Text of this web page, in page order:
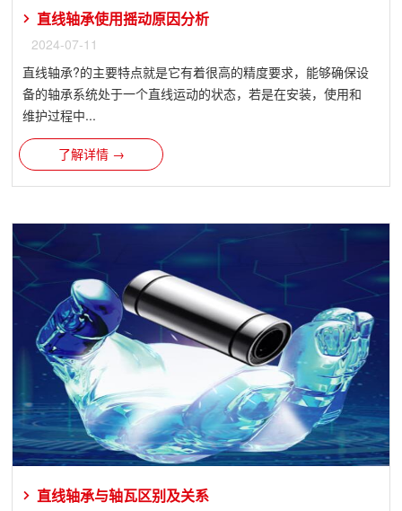
直线轴承使用摇动原因分析
2024-07-11
直线轴承?的主要特点就是它有着很高的精度要求，能够确保设
备的轴承系统处于一个直线运动的状态，若是在安装，使用和
维护过程中...
了解详情 →
直线轴承与轴瓦区别及关系